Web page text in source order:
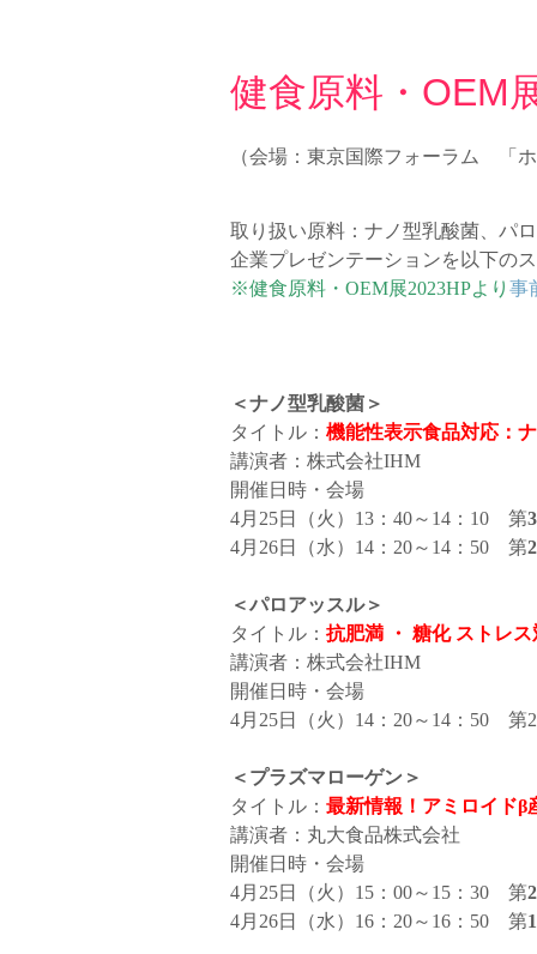
健食原料・OEM
（会場：東京国際フォーラム 「
取り扱い原料：ナノ型乳酸菌、パ
企業プレゼンテーションを以下の
※健食原料・OEM展2023HPより 事
＜ナノ型乳酸菌 ＞
タイトル： 機能性表示食品対応：
講演者：株式会社IHM
開催日時・会場
4月25日（火）13：40～14：10 第3
4月26日（水）14：20～14：50 第2
＜パロアッスル＞
タイトル： 抗肥満 ・ 糖化 ストレ
講演者：株式会社IHM
開催日時・会場
4月25日（火）14：20～14：50 第
＜プラズマローゲン ＞
タイトル： 最新情報！アミロイドβ
講演者：丸大食品株式会社
開催日時・会場
4月25日（火）15：00～15：30 第2
4月26日（水）16：20～16：50 第1